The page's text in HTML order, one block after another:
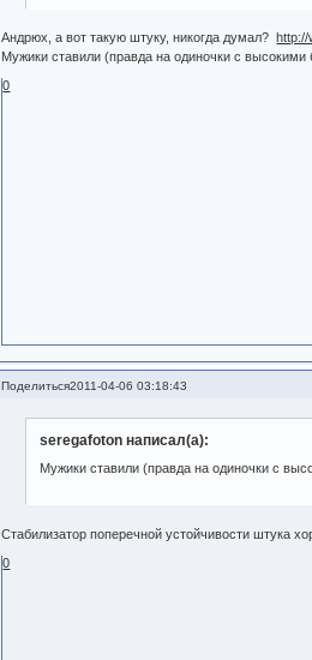
Андрюх, а вот такую штуку, никогда думал?http://
Мужики ставили (правда на одиночки с высокими
0
Поделиться2011-04-06 03:18:43
seregafoton написал(а):
Мужики ставили (правда на одиночки с
Стабилизатор поперечной устойчивости штука
0